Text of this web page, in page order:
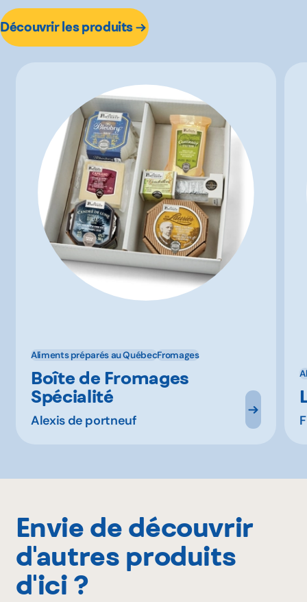
Découvrir les produits
Aliments préparés au QuébecFromages
Boîte de Fromages
Spécialité
Alexis de portneuf
Envie de découvrir
d'autres produits
d'ici ?